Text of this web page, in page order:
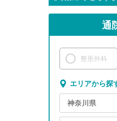
通
整形外科
エリアから探
神奈川県